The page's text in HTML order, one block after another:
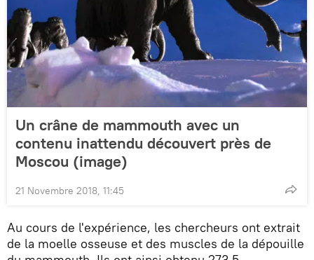
Un crâne de mammouth avec un
contenu inattendu découvert près de
Moscou (image)
21 Novembre 2018, 11:45
Au cours de l'expérience, les chercheurs ont extrait
de la moelle osseuse et des muscles de la dépouille